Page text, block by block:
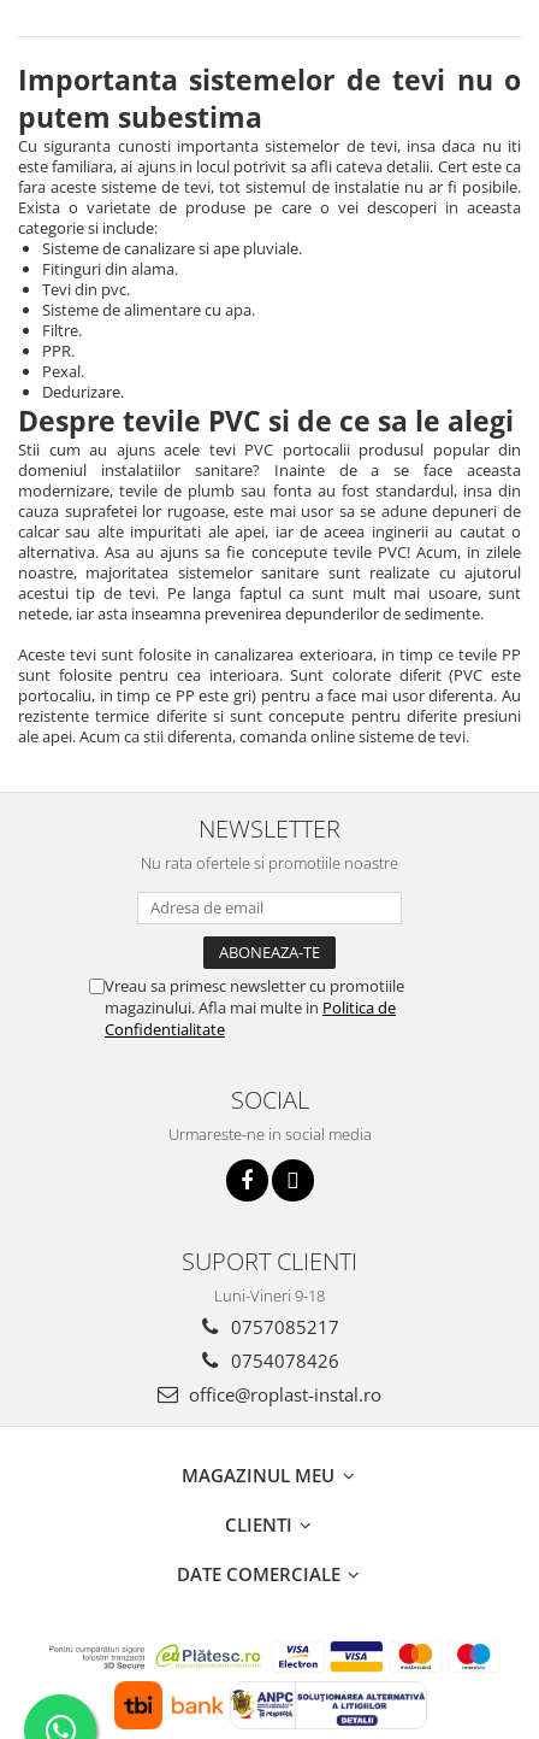
Importanta sistemelor de tevi nu o
putem subestima
Cu siguranta cunosti importanta sistemelor de tevi, insa daca nu iti
este familiara, ai ajuns in locul potrivit sa afli cateva detalii. Cert este ca
fara aceste sisteme de tevi, tot sistemul de instalatie nu ar fi posibile.
Exista o varietate de produse pe care o vei descoperi in aceasta
categorie si include:
Sisteme de canalizare si ape pluviale.
Fitinguri din alama.
Tevi din pvc.
Sisteme de alimentare cu apa.
Filtre.
PPR.
Pexal.
Dedurizare.
Despre tevile PVC si de ce sa le alegi
Stii cum au ajuns acele tevi PVC portocalii produsul popular din
domeniul instalatiilor sanitare? Inainte de a se face aceasta
modernizare, tevile de plumb sau fonta au fost standardul, insa din
cauza suprafetei lor rugoase, este mai usor sa se adune depuneri de
calcar sau alte impuritati ale apei, iar de aceea inginerii au cautat o
alternativa. Asa au ajuns sa fie concepute tevile PVC! Acum, in zilele
noastre, majoritatea sistemelor sanitare sunt realizate cu ajutorul
acestui tip de tevi. Pe langa faptul ca sunt mult mai usoare, sunt
netede, iar asta inseamna prevenirea depunderilor de sedimente.
Aceste tevi sunt folosite in canalizarea exterioara, in timp ce tevile PP
sunt folosite pentru cea interioara. Sunt colorate diferit (PVC este
portocaliu, in timp ce PP este gri) pentru a face mai usor diferenta. Au
rezistente termice diferite si sunt concepute pentru diferite presiuni
ale apei. Acum ca stii diferenta, comanda online sisteme de tevi.
NEWSLETTER
Nu rata ofertele si promotiile noastre
Vreau sa primesc newsletter cu promotiile
magazinului. Afla mai multe in Politica de
Confidentialitate
SOCIAL
Urmareste-ne in social media
SUPORT CLIENTI
Luni-Vineri 9-18
0757085217
0754078426
office@roplast-instal.ro
MAGAZINUL MEU
CLIENTI
DATE COMERCIALE